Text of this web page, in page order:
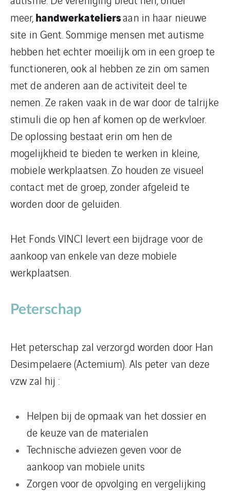
meer,handwerkateliersaan in haar nieuwe
site in Gent. Sommige mensen met autisme
hebben het echter moeilijk om in een groep te
functioneren, ook al hebben ze zin om samen
met de anderen aan de activiteit deel te
nemen. Ze raken vaak in de war door de talrijke
stimuli die op hen af komen op de werkvloer.
De oplossing bestaat erin om hen de
mogelijkheid te bieden te werken in kleine,
mobiele werkplaatsen. Zo houden ze visueel
contact met de groep, zonder afgeleid te
worden door de geluiden.
Het Fonds VINCI levert een bijdrage voor de
aankoop van enkele van deze mobiele
werkplaatsen.
Peterschap
Het peterschap zal verzorgd worden door Han
Desimpelaere (Actemium). Als peter van deze
vzw zal hij :
Helpen bij de opmaak van het dossier en
de keuze van de materialen
Technische adviezen geven voor de
aankoop van mobiele units
Zorgen voor de opvolging en vergelijking